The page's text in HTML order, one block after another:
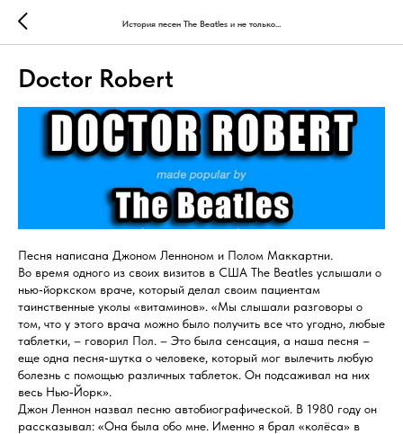
История песен The Beatles и не только...
Doctor Robert
Песня написана Джоном Ленноном и Полом Маккартни.
Во время одного из своих визитов в США The Beatles услышали о
нью‑йоркском враче, который делал своим пациентам
таинственные уколы «витаминов». «Мы слышали разговоры о
том, что у этого врача можно было получить все что угодно, любые
таблетки, – говорил Пол. – Это была сенсация, а наша песня –
еще одна песня‑шутка о человеке, который мог вылечить любую
болезнь с помощью различных таблеток. Он подсаживал на них
весь Нью‑Йорк».
Джон Леннон назвал песню автобиографической. В 1980 году он
рассказывал: «Она была обо мне. Именно я брал «колёса» в